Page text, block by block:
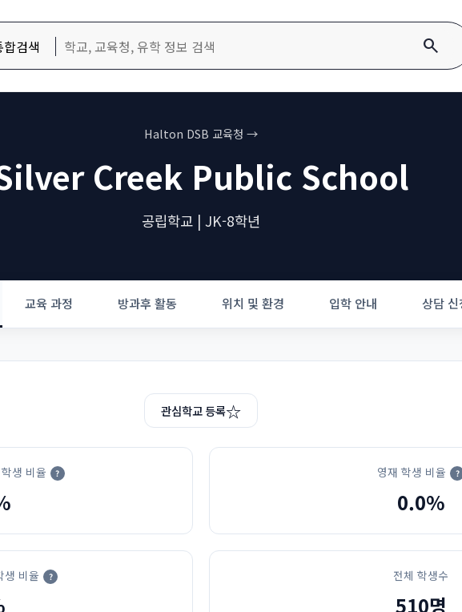
합검색 search
Halton DSB 교육청 →
Creek Public School
공립학교 | JK-8학년
교육 과정 방과후 활동 위치 및 환경 입학 안내 상담 신
관심학교 등록☆
생 비율 ? 영재 학생 비율 ?
0.0%
생 비율 ? 전체 학생수
510명